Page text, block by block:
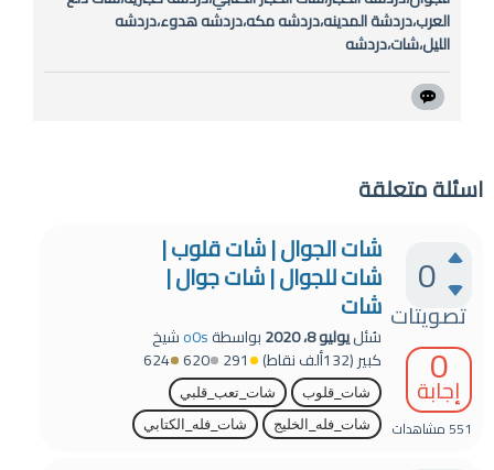
العرب،دردشة المدينه،دردشه مكه،دردشه هدوء،دردشه
الليل،شات،دردشه
اسئلة متعلقة
0
تصويتات
0
إجابة
551مشاهدات
شات الجوال | شات قلوب |
شات للجوال | شات جوال |
شات
سُئليوليو 8، 2020 بواسطةo0sشيخ
كبير(132ألف نقاط) 291
620
624
شات_قلوب
شات_تعب_قلبي
شات_فله_الخليج
شات_فله_الكتابي